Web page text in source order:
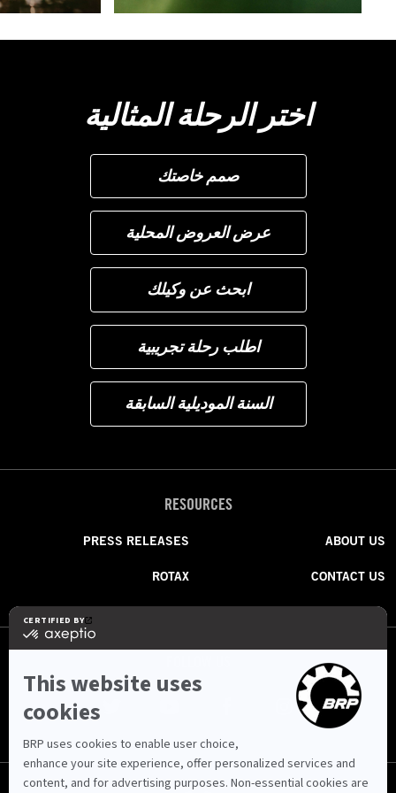
اختر الرحلة المثالية
صمم خاصتك
عرض العروض المحلية
ابحث عن وكيلك
اطلب رحلة تجريبية
السنة الموديلية السابقة
RESOURCES
ABOUT US
CONTACT US
PRESS RELEASES
ROTAX